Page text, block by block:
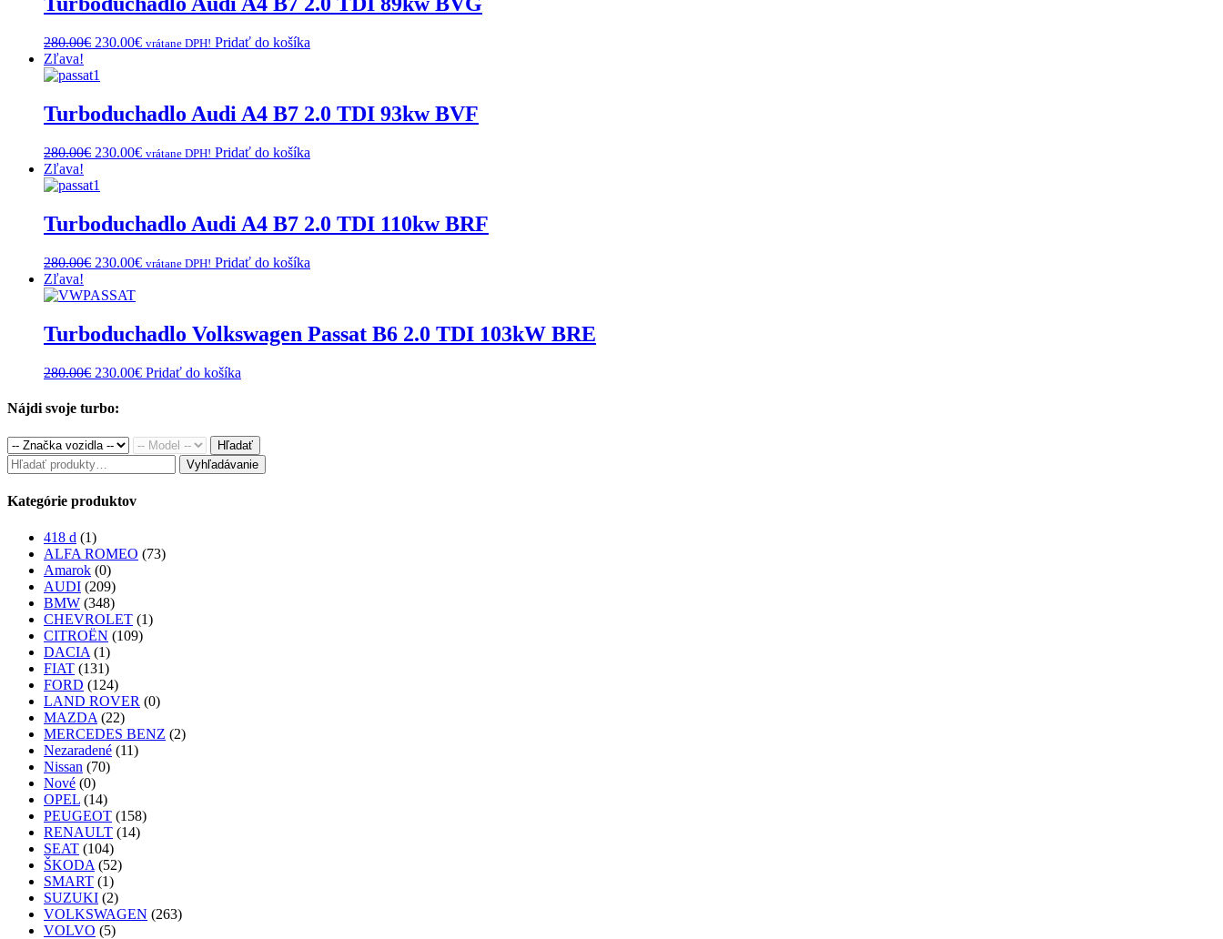
280.00€ Original
was:
230.00€Current
vrátane DPH! Pridať do košíka
Zľava!
Turboduchadlo Audi A4 B7 2.0 TDI 93kw BVF
280.00€ Original
was:
230.00€Current
vrátane DPH! Pridať do košíka
Zľava!
Turboduchadlo Audi A4 B7 2.0 TDI 110kw BRF
280.00€ Original
was:
230.00€Current
vrátane DPH! Pridať do košíka
Zľava!
Turboduchadlo Volkswagen Passat B6 2.0 TDI 103kW BRE
280.00€ Original
was:
230.00€Current
Pridať do košíka
Nájdi svoje turbo:
Hľadať
Hľadať: Vyhľadávanie
Kategórie produktov
418 d (1)
ALFA ROMEO (73)
Amarok (0)
AUDI (209)
BMW (348)
CHEVROLET (1)
CITROËN (109)
DACIA (1)
FIAT (131)
FORD (124)
LAND ROVER (0)
MAZDA (22)
MERCEDES BENZ (2)
Nezaradené (11)
Nissan (70)
Nové (0)
OPEL (14)
PEUGEOT (158)
RENAULT (14)
SEAT (104)
ŠKODA (52)
SMART (1)
SUZUKI (2)
VOLKSWAGEN (263)
VOLVO (5)